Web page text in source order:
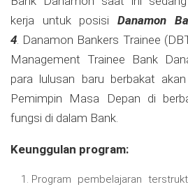
kerja untuk posisi Danamon
4. Danamon Bankers Trainee
Management Trainee Bank
para lulusan baru berbakat
Pemimpin Masa Depan di
fungsi di dalam Bank.
Keunggulan program:
Program pembelajaran